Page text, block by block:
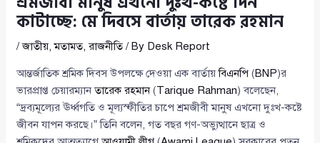
কাটাচ্ছে: মে দিবসে বার্তায় তারেক রহমান
/জাতীয়,মতামত,রাজনীতি/ By Desk Report
আন্তর্জাতিক শ্রমিক দিবস উপলক্ষে দেওয়া এক বার্তায়বিএনপি (BNP)র
ভারপ্রাপ্ত চেয়ারম্যানতারেক রহমান(Tarique Rahman) বলেছেন,
“দ্রব্যমূল্যের ঊর্ধ্বগতি ও মূল্যস্ফীতির চাপে শ্রমজীবী মানুষ এখনো দুঃখ-কষ্টে
জীবন যাপন করছে।” তিনি বলেন, গত বছর গণ-অভ্যুত্থানে ছাত্র ও